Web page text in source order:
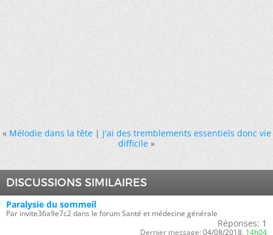
« Mélodie dans la tête|j'ai des tremblements essentiels donc vie
difficile »
DISCUSSIONS SIMILAIRES
Paralysie du sommeil
Par invite36a9e7c2 dans le forum Santé et médecine générale
Réponses: 1
Dernier message: 04/08/2018, 14h04